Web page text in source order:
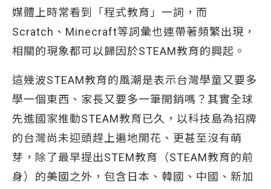
媒體上時常看到「程式教育」一詞，而
Scratch、Minecraft等詞彙也連帶著頻繁出現，
相關的現象都可以歸因於STEAM教育的興起。
這幾波STEAM教育的風潮是表示台灣學童又要多
學一個東西、家長又要多一筆開銷嗎？其實全球
先進國家推動STEAM教育已久，以科技島為招牌
的台灣尚未迎頭趕上遍地開花、更甚至沒有萌
芽，除了最早提出STEM教育（STEAM教育的前
身）的美國之外，包含日本、韓國、中國、新加